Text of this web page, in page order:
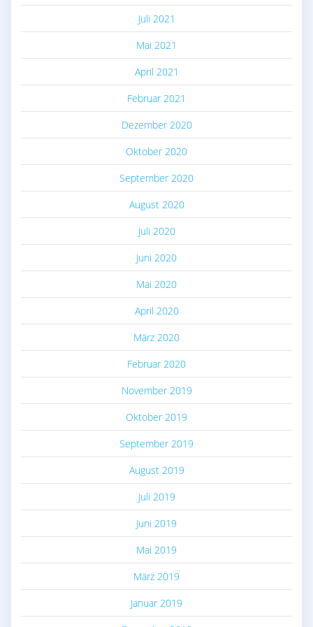
Juli 2021
Mai 2021
April 2021
Februar 2021
Dezember 2020
Oktober 2020
September 2020
August 2020
Juli 2020
Juni 2020
Mai 2020
April 2020
März 2020
Februar 2020
November 2019
Oktober 2019
September 2019
August 2019
Juli 2019
Juni 2019
Mai 2019
März 2019
Januar 2019